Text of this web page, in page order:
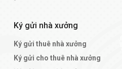
Ký gửi nhà xưởng
Ký gửi thuê nhà xưởng
Ký gửi cho thuê nhà xưởng